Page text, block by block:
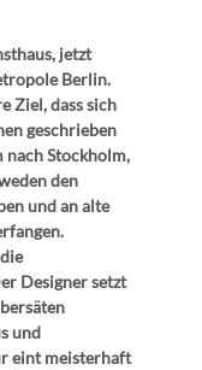
jetzt
Berlin.
Ziel, dass sich
geschrieben
Stockholm,
den
und an alte
Designer setzt
und
eint meisterhaft